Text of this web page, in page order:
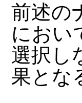
前述の
におい
選択し
果とな